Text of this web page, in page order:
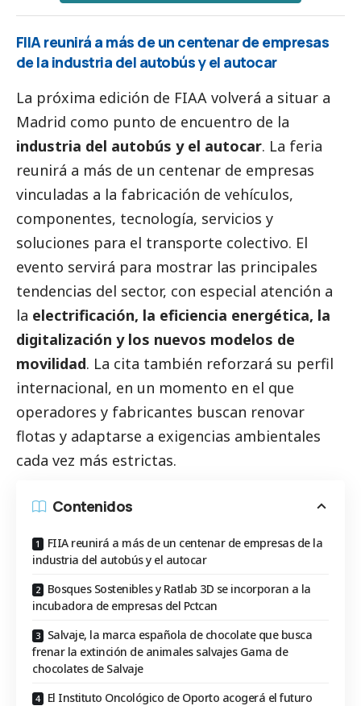
FIIA reunirá a más de un centenar de empresas
de la industria del autobús y el autocar
La próxima edición de FIAA volverá a situar a
Madrid como punto de encuentro de la
industria del autobús y el autocar. La feria
reunirá a más de un centenar de empresas
vinculadas a la fabricación de vehículos,
componentes, tecnología, servicios y
soluciones para el transporte colectivo. El
evento servirá para mostrar las principales
tendencias del sector, con especial atención a
la electrificación, la eficiencia energética, la
digitalización y los nuevos modelos de
movilidad. La cita también reforzará su perfil
internacional, en un momento en el que
operadores y fabricantes buscan renovar
flotas y adaptarse a exigencias ambientales
cada vez más estrictas.
Contenidos
FIIA reunirá a más de un centenar de empresas de la
industria del autobús y el autocar
Bosques Sostenibles y Ratlab 3D se incorporan a la
incubadora de empresas del Pctcan
Salvaje, la marca española de chocolate que busca
frenar la extinción de animales salvajes Gama de
chocolates de Salvaje
El Instituto Oncológico de Oporto acogerá el futuro